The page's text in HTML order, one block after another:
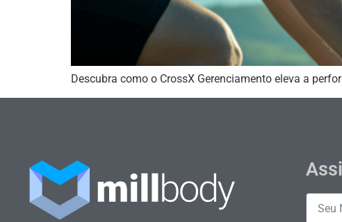
Descubra como o CrossX Gerenciamento eleva a